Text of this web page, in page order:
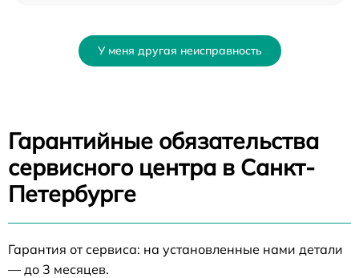
У меня другая неисправность
Гарантийные обязательства
сервисного центра в Санкт-
Петербурге
Гарантия от сервиса: на установленные нами детали
— до 3 месяцев.